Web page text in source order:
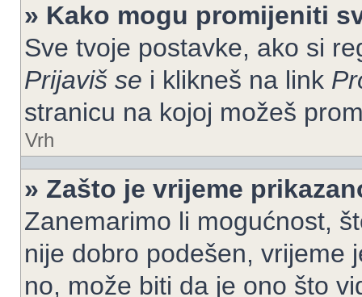
» Kako mogu promijeniti
Sve tvoje postavke, ako si
Prijaviš se i klikneš na link
stranicu na kojoj možeš
Vrh
» Zašto je vrijeme
Zanemarimo li mogućnost,
nije dobro podešen, vrijeme
no, može biti da je ono što